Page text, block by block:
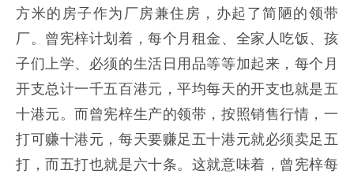
方米的房子作为厂房兼住房，办起了简陋的领带
厂。曾宪梓计划着，每个月租金、全家人吃饭、孩
子们上学、必须的生活日用品等等加起来，每个月
开支总计一千五百港元，平均每天的开支也就是五
十港元。而曾宪梓生产的领带，按照销售行情，一
打可赚十港元，每天要赚足五十港元就必须卖足五
打，而五打也就是六十条。这就意味着，曾宪梓每